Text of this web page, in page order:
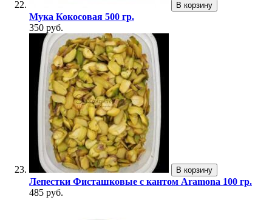
В корзину
Мука Кокосовая 500 гр.
350 руб.
В корзину
Лепестки Фисташковые с кантом Aramona 100 гр.
485 руб.